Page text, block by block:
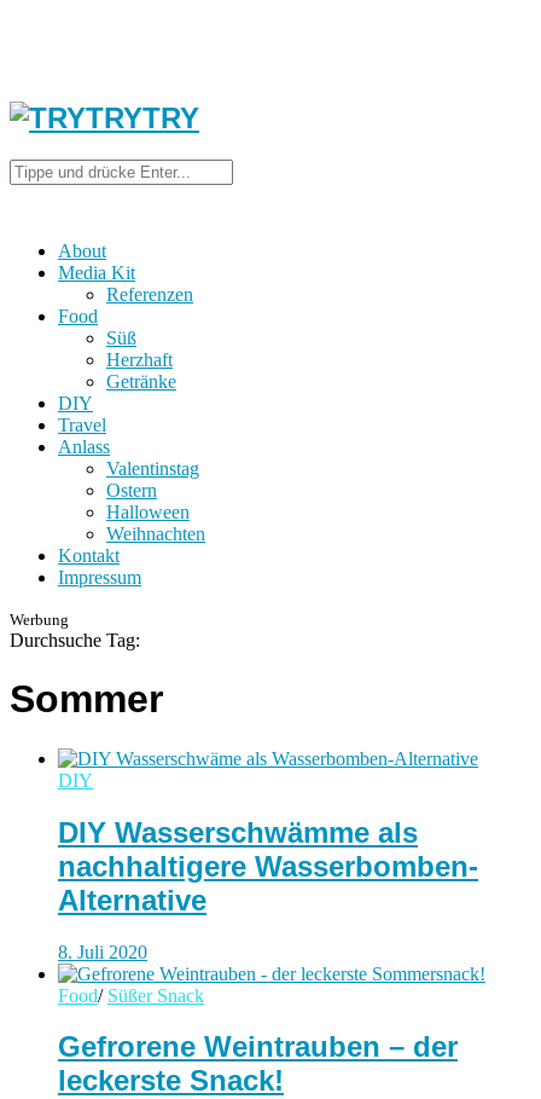
About
Media Kit
Referenzen
Food
Süß
Herzhaft
Getränke
DIY
Travel
Anlass
Valentinstag
Ostern
Halloween
Weihnachten
Kontakt
Impressum
Werbung
Durchsuche Tag:
Sommer
DIY
DIY Wasserschwämme als
nachhaltigere Wasserbomben-
Alternative
8. Juli 2020
Food/ Süßer Snack
Gefrorene Weintrauben – der
leckerste Snack!